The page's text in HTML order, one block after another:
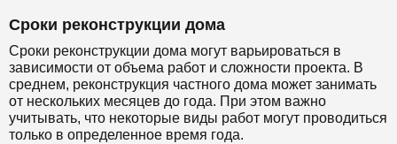
Сроки реконструкции дома
Сроки реконструкции дома могут варьироваться в
зависимости от объема работ и сложности проекта. В
среднем, реконструкция частного дома может занимать
от нескольких месяцев до года. При этом важно
учитывать, что некоторые виды работ могут проводиться
только в определенное время года.